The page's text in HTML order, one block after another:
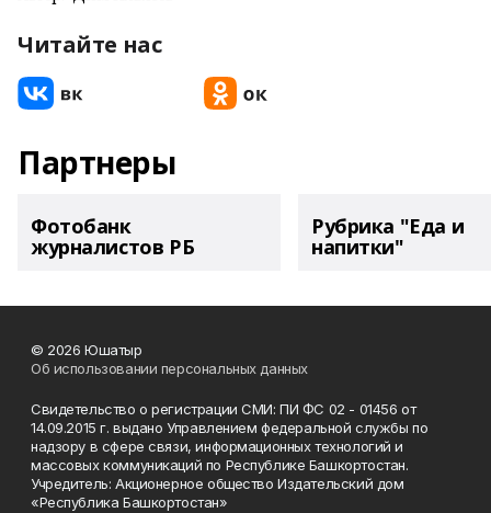
Читайте нас
Партнеры
Фотобанк
журналистов РБ
Рубрика "Еда и
напитки"
© 2026 Юшатыр
Об использовании персональных данных
Свидетельство о регистрации СМИ: ПИ ФС 02 - 01456 от
14.09.2015 г. выдано Управлением федеральной службы по
надзору в сфере связи, информационных технологий и
массовых коммуникаций по Республике Башкортостан.
Учредитель: Акционерное общество Издательский дом
«Республика Башкортостан»